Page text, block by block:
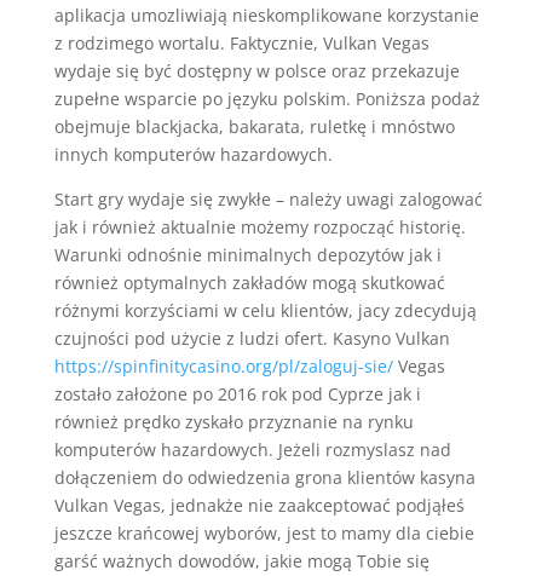
aplikacja umozliwiają nieskomplikowane korzystanie
z rodzimego wortalu. Faktycznie, Vulkan Vegas
wydaje się być dostępny w polsce oraz przekazuje
zupełne wsparcie po języku polskim. Poniższa podaż
obejmuje blackjacka, bakarata, ruletkę i mnóstwo
innych komputerów hazardowych.
Start gry wydaje się zwykłe – należy uwagi zalogować
jak i również aktualnie możemy rozpocząć historię.
Warunki odnośnie minimalnych depozytów jak i
również optymalnych zakładów mogą skutkować
różnymi korzyściami w celu klientów, jacy zdecydują
czujności pod użycie z ludzi ofert. Kasyno Vulkan
https://spinfinitycasino.org/pl/zaloguj-sie/Vegas
zostało założone po 2016 rok pod Cyprze jak i
również prędko zyskało przyznanie na rynku
komputerów hazardowych. Jeżeli rozmyslasz nad
dołączeniem do odwiedzenia grona klientów kasyna
Vulkan Vegas, jednakże nie zaakceptować podjąłeś
jeszcze krańcowej wyborów, jest to mamy dla ciebie
garść ważnych dowodów, jakie mogą Tobie się